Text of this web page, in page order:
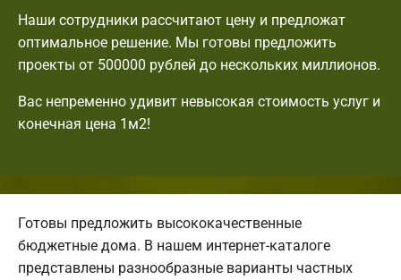
Наши сотрудники рассчитают цену и предложат
оптимальное решение. Мы готовы предложить
проекты от 500000 рублей до нескольких миллионов.
Вас непременно удивит невысокая стоимость услуг и
конечная цена 1м2!
Готовы предложить высококачественные
бюджетные дома. В нашем интернет-каталоге
представлены разнообразные варианты частных